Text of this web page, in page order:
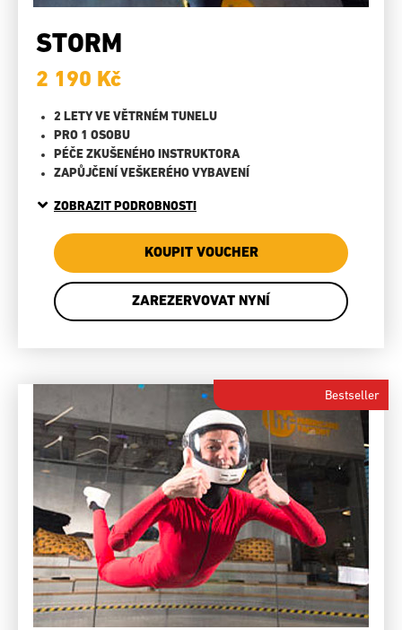
STORM
2 190 Kč
2 LETY VE VĚTRNÉM TUNELU
PRO 1 OSOBU
PÉČE ZKUŠENÉHO INSTRUKTORA
ZAPŮJČENÍ VEŠKERÉHO VYBAVENÍ
ZOBRAZIT PODROBNOSTI
KOUPIT VOUCHER
ZAREZERVOVAT NYNÍ
Bestseller